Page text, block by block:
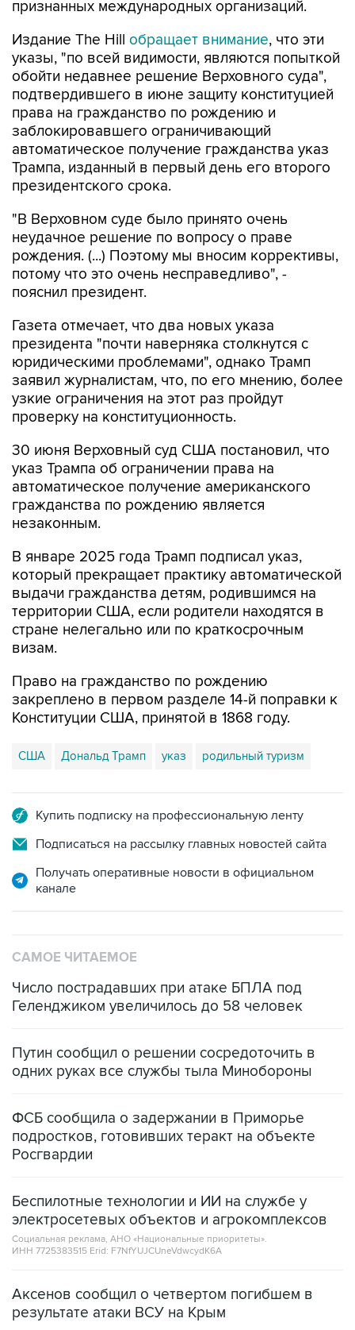
признанных международных организаций.
Издание The Hill обращает внимание, что эти
указы, "по всей видимости, являются попыткой
обойти недавнее решение Верховного суда",
подтвердившего в июне защиту конституцией
права на гражданство по рождению и
заблокировавшего ограничивающий
автоматическое получение гражданства указ
Трампа, изданный в первый день его второго
президентского срока.
"В Верховном суде было принято очень
неудачное решение по вопросу о праве
рождения. (...) Поэтому мы вносим коррективы,
потому что это очень несправедливо", -
пояснил президент.
Газета отмечает, что два новых указа
президента "почти наверняка столкнутся с
юридическими проблемами", однако Трамп
заявил журналистам, что, по его мнению, более
узкие ограничения на этот раз пройдут
проверку на конституционность.
30 июня Верховный суд США постановил, что
указ Трампа об ограничении права на
автоматическое получение американского
гражданства по рождению является
незаконным.
В январе 2025 года Трамп подписал указ,
который прекращает практику автоматической
выдачи гражданства детям, родившимся на
территории США, если родители находятся в
стране нелегально или по краткосрочным
визам.
Право на гражданство по рождению
закреплено в первом разделе 14-й поправки к
Конституции США, принятой в 1868 году.
США Дональд Трамп указ родильный туризм
Купить подписку на профессиональную ленту
Подписаться на рассылку главных новостей сайта
Получать оперативные новости в официальном
канале
САМОЕ ЧИТАЕМОЕ
Число пострадавших при атаке БПЛА под
Геленджиком увеличилось до 58 человек
Путин сообщил о решении сосредоточить в
одних руках все службы тыла Минобороны
ФСБ сообщила о задержании в Приморье
подростков, готовивших теракт на объекте
Росгвардии
Беспилотные технологии и ИИ на службе у
электросетевых объектов и агрокомплексов
Социальная реклама, АНО «Национальные приоритеты».
ИНН 7725383515 Erid: F7NfYUJCUneVdwcydK6A
Аксенов сообщил о четвертом погибшем в
результате атаки ВСУ на Крым